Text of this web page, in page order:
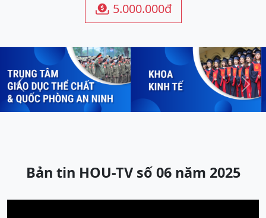
 5.000.000đ
Previous Next
Bản tin HOU-TV số 06 năm 2025